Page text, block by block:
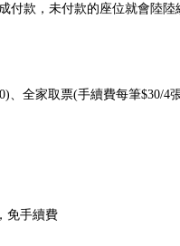
款，未付款的座位就會陸
全家取票(手續費每筆$30/4
免手續費